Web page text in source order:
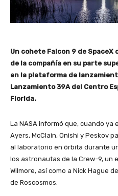
Un cohete Falcon 9 de SpaceX
de la compañía en su parte
en la plataforma de
Lanzamiento 39A del Centro
Florida.
La NASA informó que, cuando
Ayers, McClain, Onishi y Peskov
al laboratorio en órbita durante
los astronautas de la Crew-9, un
Wilmore, así como a Nick Hague
de Roscosmos.